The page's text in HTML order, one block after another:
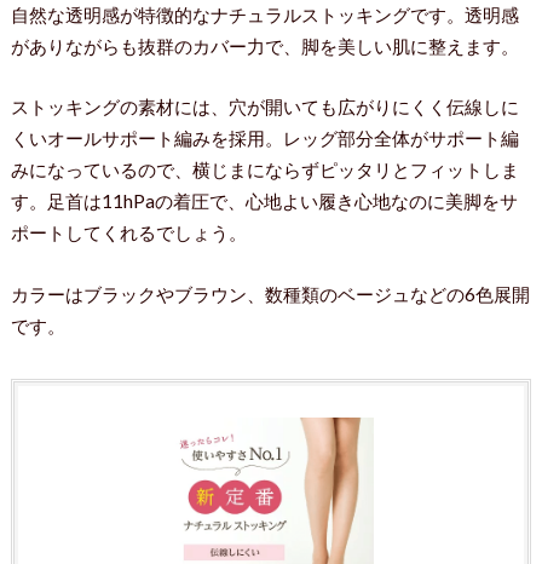
自然な透明感が特徴的なナチュラルストッキングです。透明感
がありながらも抜群のカバー力で、脚を美しい肌に整えます。
ストッキングの素材には、穴が開いても広がりにくく伝線しに
くいオールサポート編みを採用。レッグ部分全体がサポート編
みになっているので、横じまにならずピッタリとフィットしま
す。足首は11hPaの着圧で、心地よい履き心地なのに美脚をサ
ポートしてくれるでしょう。
カラーはブラックやブラウン、数種類のベージュなどの6色展開
です。